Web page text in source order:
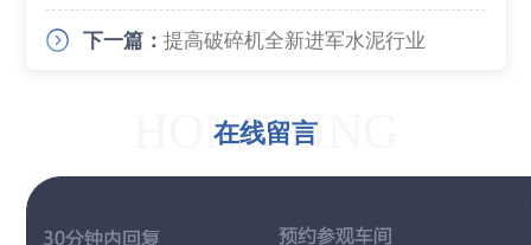
下一篇：提高破碎机全新进军水泥行业
在线留言
HONGXING